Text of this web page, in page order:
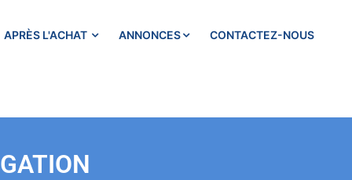
APRÈS L'ACHAT ANNONCES CONTACTEZ-NOUS